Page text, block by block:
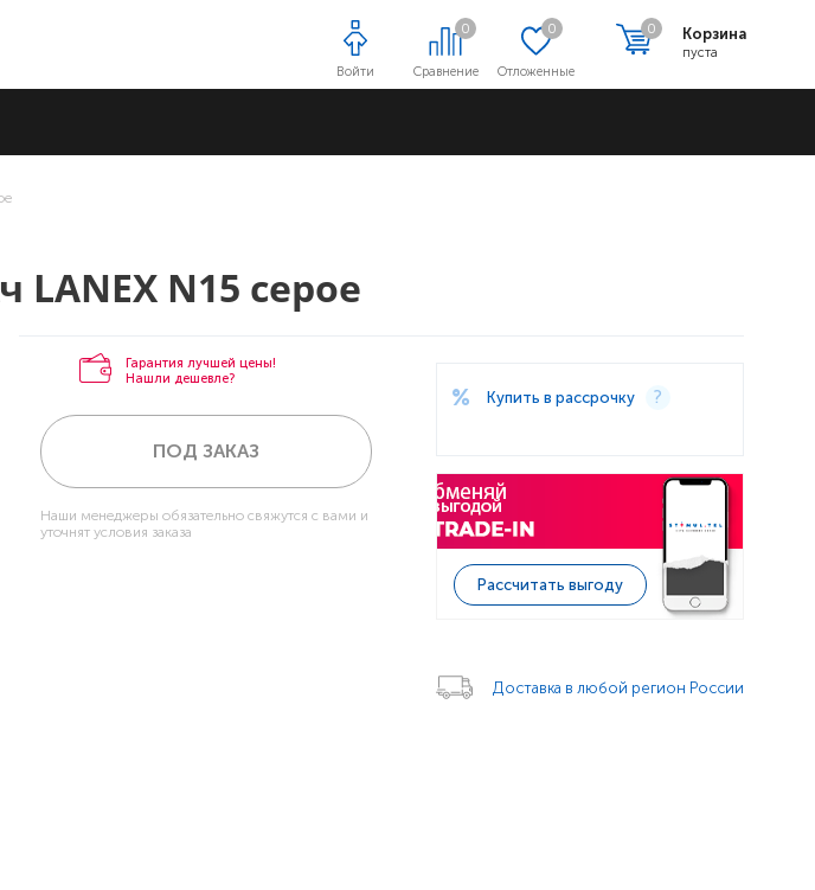
Сравнение
0
Отложенные
0 Корзина
пуста
0
Войти
N15 серое
Гарантия лучшей цены!
Нашли дешевле?
ПОД ЗАКАЗ
Наши менеджеры обязательно свяжутся с вами и
уточнят условия заказа
Купить в рассрочку
Рассчитать выгоду
Доставка в любой регион России